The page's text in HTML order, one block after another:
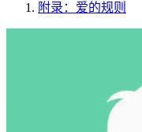
附录：爱的规则